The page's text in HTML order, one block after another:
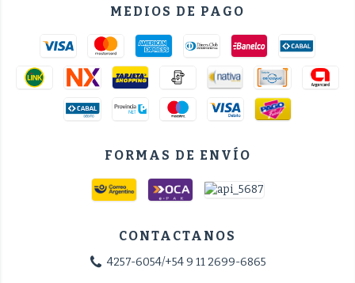
MEDIOS DE PAGO
FORMAS DE ENVÍO
CONTACTANOS
4257-6054/+54 9 11 2699-6865